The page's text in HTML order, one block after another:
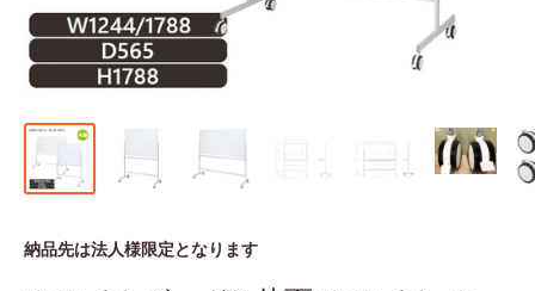
納品先は法人様限定となります